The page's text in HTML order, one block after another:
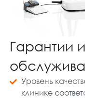
Гарантии
Уровень
клинике